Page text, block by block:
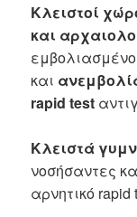
Κλειστοί
και
και
rapid test
Κλειστά
νοσήσαντες
αρνητικό